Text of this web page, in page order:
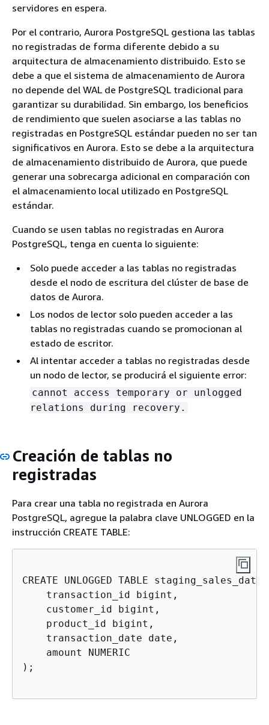
servidores en espera.
Por el contrario, Aurora PostgreSQL gestiona las tablas
no registradas de forma diferente debido a su
arquitectura de almacenamiento distribuido. Esto se
debe a que el sistema de almacenamiento de Aurora
no depende del WAL de PostgreSQL tradicional para
garantizar su durabilidad. Sin embargo, los beneficios
de rendimiento que suelen asociarse a las tablas no
registradas en PostgreSQL estándar pueden no ser tan
significativos en Aurora. Esto se debe a la arquitectura
de almacenamiento distribuido de Aurora, que puede
generar una sobrecarga adicional en comparación con
el almacenamiento local utilizado en PostgreSQL
estándar.
Cuando se usen tablas no registradas en Aurora
PostgreSQL, tenga en cuenta lo siguiente:
Solo puede acceder a las tablas no registradas
desde el nodo de escritura del clúster de base de
datos de Aurora.
Los nodos de lector solo pueden acceder a las
tablas no registradas cuando se promocionan al
estado de escritor.
Al intentar acceder a tablas no registradas desde
un nodo de lector, se producirá el siguiente error:
cannot access temporary or unlogged
relations during recovery.
Creación de tablas no
registradas
Para crear una tabla no registrada en Aurora
PostgreSQL, agregue la palabra clave UNLOGGED en la
instrucción CREATE TABLE:
CREATE UNLOGGED TABLE
    transaction_id bigint,
    customer_id bigint,
    product_id bigint,
    transaction_date date,
    amount NUMERIC
);